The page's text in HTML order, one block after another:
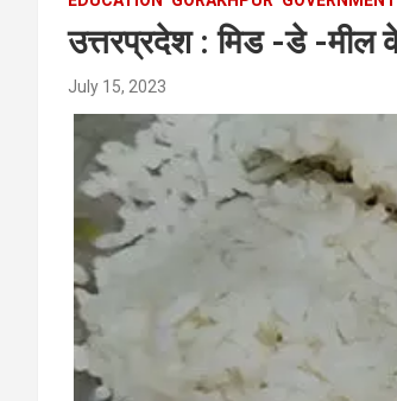
उत्तरप्रदेश : मिड -डे -मील
July 15, 2023